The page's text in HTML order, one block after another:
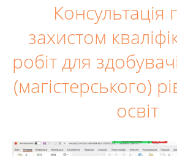
Консультація
захистом
робіт для
(магістерського)
освіт